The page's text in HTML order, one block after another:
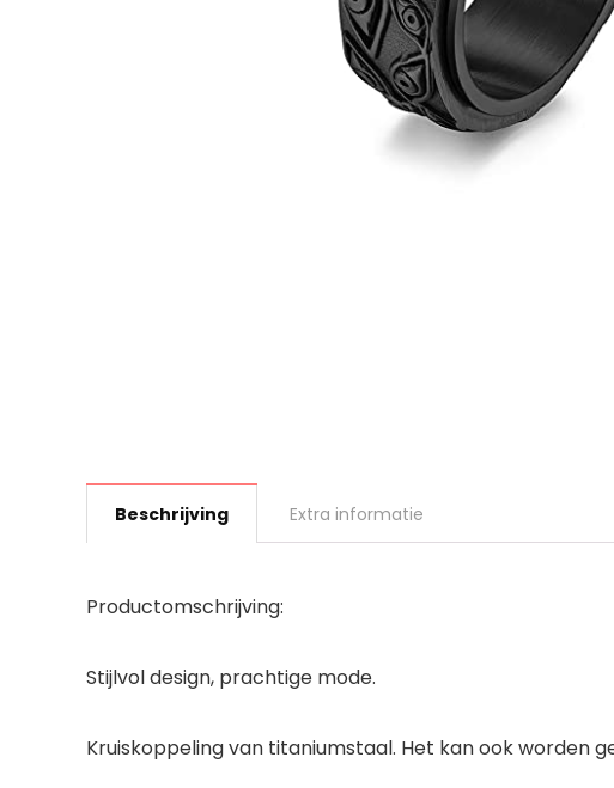
Beschrijving Extra informatie
Productomschrijving:
Stijlvol design, prachtige mode.
Kruiskoppeling van titaniumstaal. Het kan ook worden